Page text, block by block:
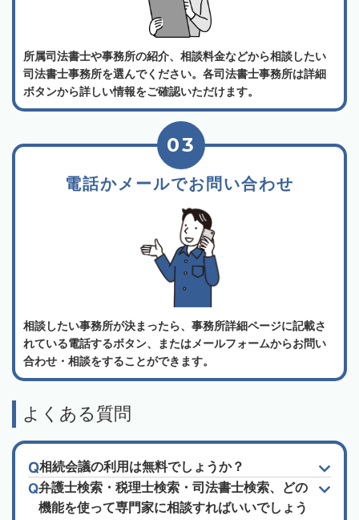
所属司法書士や事務所の紹介、相談料金などから相談したい
司法書士事務所を選んでください。各司法書士事務所は詳細
ボタンから詳しい情報をご確認いただけます。
電話かメールでお問い合わせ
03
相談したい事務所が決まったら、事務所詳細ページに記載さ
れている電話するボタン、またはメールフォームからお問い
合わせ・相談をすることができます。
よくある質問
相続会議の利用は無料でしょうか？
弁護士検索・税理士検索・司法書士検索、どの
機能を使って専門家に相談すればいいでしょう